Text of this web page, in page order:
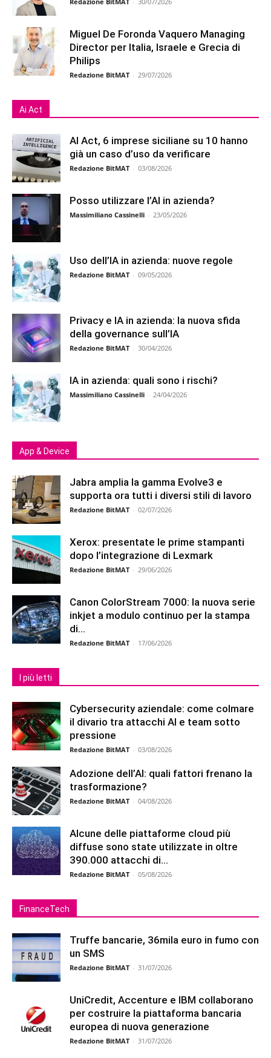
Miguel De Foronda Vaquero Managing
Director per Italia, Israele e Grecia di
Philips
Redazione BitMAT - 29/07/2026
Ai Act
AI Act, 6 imprese siciliane su 10 hanno
già un caso d’uso da verificare
Redazione BitMAT - 03/08/2026
Posso utilizzare l’AI in azienda?
Massimiliano Cassinelli - 23/05/2026
Uso dell’IA in azienda: nuove regole
Redazione BitMAT - 09/05/2026
Privacy e IA in azienda: la nuova sfida
della governance sull’IA
Redazione BitMAT - 30/04/2026
IA in azienda: quali sono i rischi?
Massimiliano Cassinelli - 24/04/2026
App & Device
Jabra amplia la gamma Evolve3 e
supporta ora tutti i diversi stili di lavoro
Redazione BitMAT - 02/07/2026
Xerox: presentate le prime stampanti
dopo l’integrazione di Lexmark
Redazione BitMAT - 29/06/2026
Canon ColorStream 7000: la nuova serie
inkjet a modulo continuo per la stampa
di...
Redazione BitMAT - 17/06/2026
I più letti
Cybersecurity aziendale: come colmare
il divario tra attacchi AI e team sotto
pressione
Redazione BitMAT - 03/08/2026
Adozione dell’AI: quali fattori frenano la
trasformazione?
Redazione BitMAT - 04/08/2026
Alcune delle piattaforme cloud più
diffuse sono state utilizzate in oltre
390.000 attacchi di...
Redazione BitMAT - 05/08/2026
FinanceTech
Truffe bancarie, 36mila euro in fumo con
un SMS
Redazione BitMAT - 31/07/2026
UniCredit, Accenture e IBM collaborano
per costruire la piattaforma bancaria
europea di nuova generazione
Redazione BitMAT - 31/07/2026